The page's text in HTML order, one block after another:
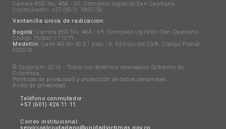
Carrera 85D No. 46A - 65, Complejo logístico San Cayetano.
Conmutador: +57 (601) 7965150.
Ventanilla única de radicación:
Bogotá: Carrera 85D No. 46A - 65, Complejo logístico San Cayetano.
Código Postal: 111071.
Medellín: Calle 49 No 50-21 piso 14, Edificio del Café. Código Postal:
050010.
© Copyrigth 2019 - Todos los derechos reservados Gobierno de
Colombia.
Políticas de privacidad y protección de datos personales.
Aviso de privacidad .
Teléfono conmutador:
+57 (601) 426 11 11.
Correo institucional: